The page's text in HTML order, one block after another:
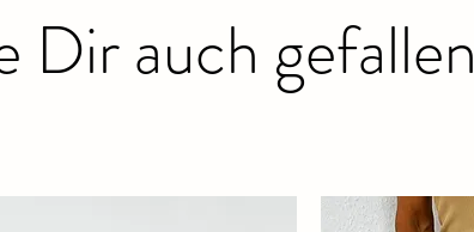
Dir auch gefallen